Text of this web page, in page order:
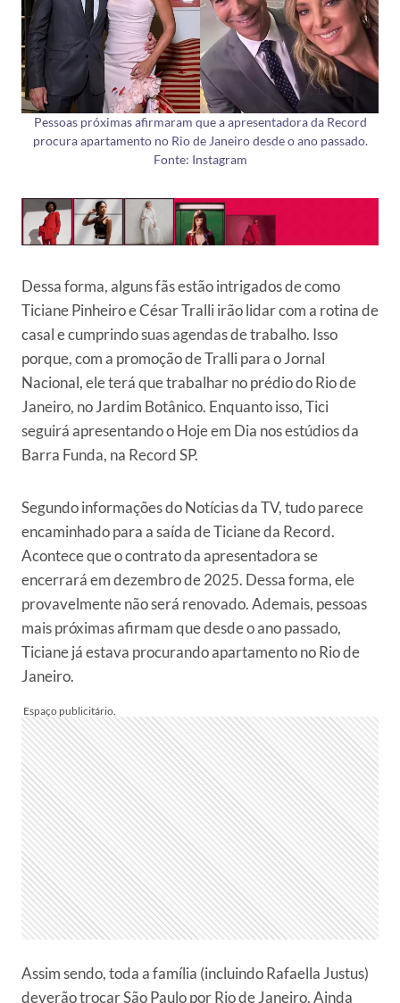
Pessoas próximas afirmaram que a apresentadora da Record
procura apartamento no Rio de Janeiro desde o ano passado.
Fonte: Instagram
Dessa forma, alguns fãs estão intrigados de como
Ticiane Pinheiro e César Tralli irão lidar com a rotina de
casal e cumprindo suas agendas de trabalho. Isso
porque, com a promoção de Tralli para o Jornal
Nacional, ele terá que trabalhar no prédio do Rio de
Janeiro, no Jardim Botânico. Enquanto isso, Tici
seguirá apresentando o Hoje em Dia nos estúdios da
Barra Funda, na Record SP.
Segundo informações do Notícias da TV, tudo parece
encaminhado para a saída de Ticiane da Record.
Acontece que o contrato da apresentadora se
encerrará em dezembro de 2025. Dessa forma, ele
provavelmente não será renovado. Ademais, pessoas
mais próximas afirmam que desde o ano passado,
Ticiane já estava procurando apartamento no Rio de
Janeiro.
Assim sendo, toda a família (incluindo Rafaella Justus)
deverão trocar São Paulo por Rio de Janeiro. Ainda